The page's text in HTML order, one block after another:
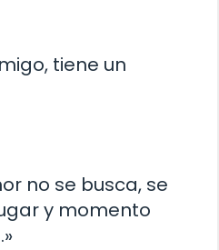
tiene un
no se busca, se
y momento